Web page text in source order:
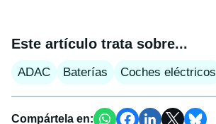
Este artículo trata sobre...
ADAC Baterías Coches eléctricos
Compártela en: